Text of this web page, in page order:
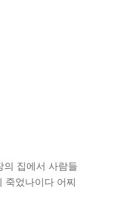
집에서 사람들
죽었나이다 어찌